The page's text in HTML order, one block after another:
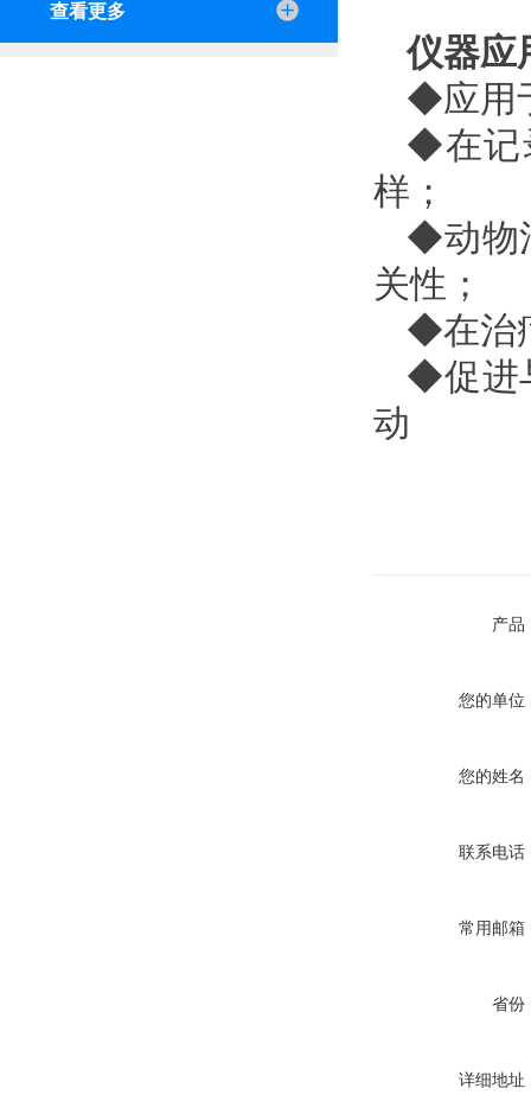
查看更多
仪器应
◆应用
◆在记
样；
◆动物
关性；
◆在治
◆促进
动
产品
您的单位
您的姓名
联系电话
常用邮箱
省份
详细地址